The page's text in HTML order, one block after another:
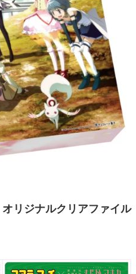
リジナルクリアファイル